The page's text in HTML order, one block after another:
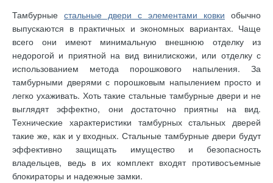
Тамбурные стальные двери с элементами ковки обычно
выпускаются в практичных и экономных вариантах. Чаще
всего они имеют минимальную внешнюю отделку из
недорогой и приятной на вид винилискожи, или отделку с
использованием метода порошкового напыления. За
тамбурными дверями с порошковым напылением просто и
легко ухаживать. Хоть такие стальные тамбурные двери и не
выглядят эффектно, они достаточно приятны на вид.
Технические характеристики тамбурных стальных дверей
такие же, как и у входных. Стальные тамбурные двери будут
эффективно защищать имущество и безопасность
владельцев, ведь в их комплект входят противосъемные
блокираторы и надежные замки.